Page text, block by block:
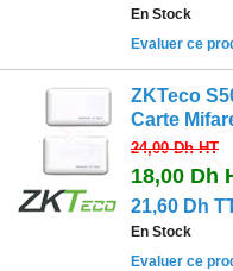
En Stock
Evaluer ce
ZKTeco
Carte
24,00 DhHT
18,00 Dh
21,60 Dh
En Stock
Evaluer ce